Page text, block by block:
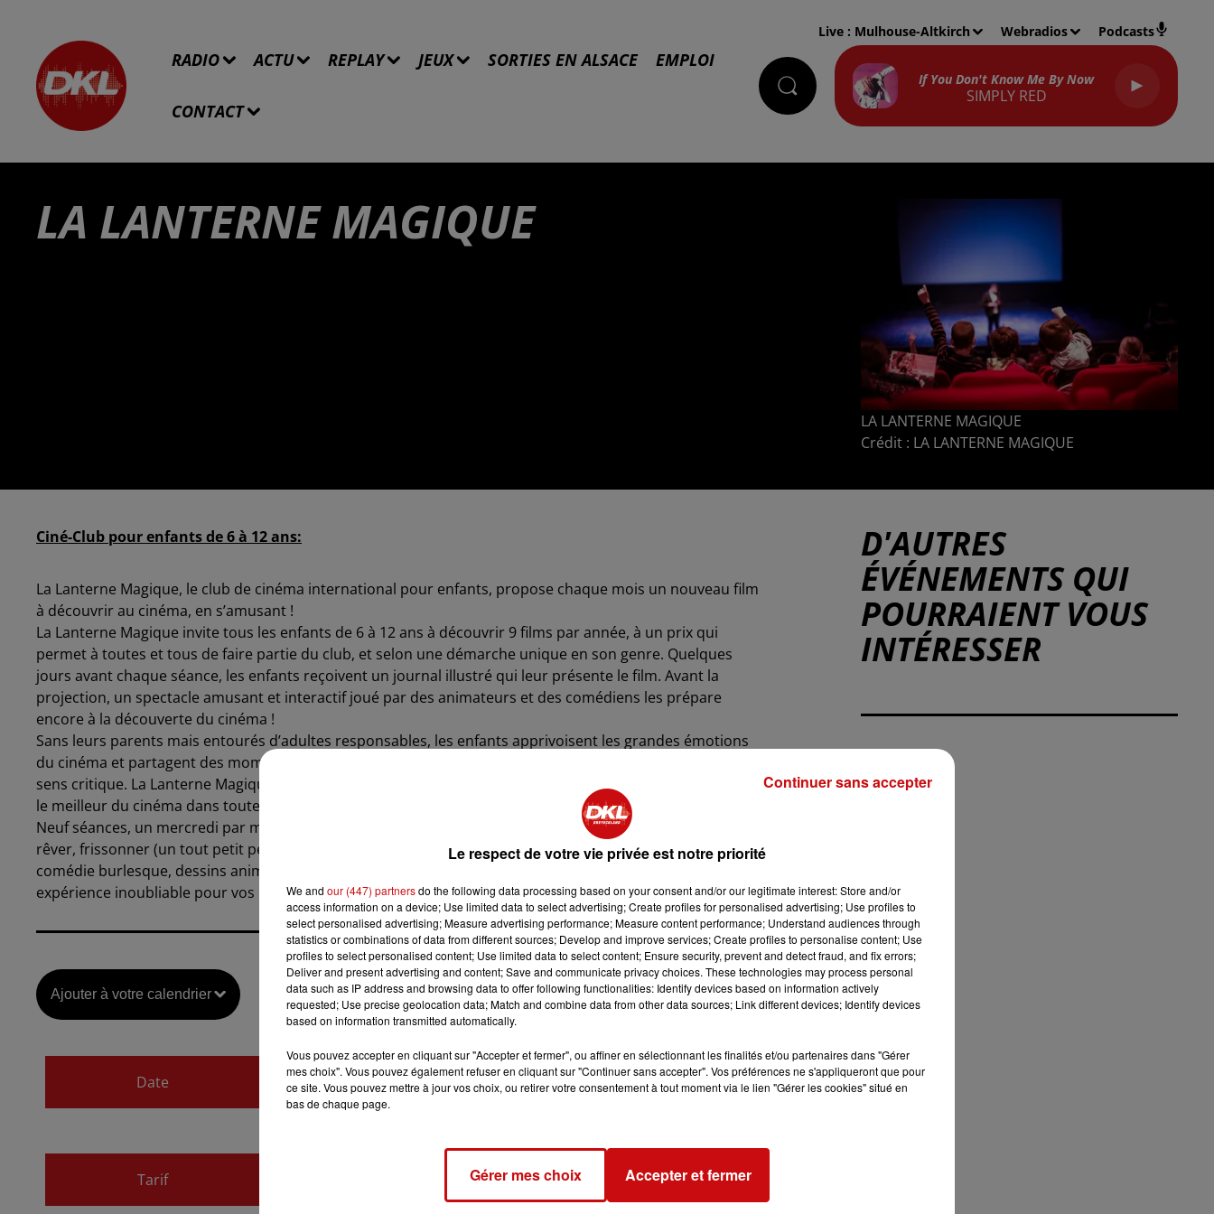
RADIO ACTU REPLAY JEUX SORTIES EN ALSACE EMPLOI
CONTACT
Live : Mulhouse-Altkirch Webradios Podcasts
If You Don't Know Me By Now
SIMPLY RED
LA LANTERNE MAGIQUE
LA LANTERNE MAGIQUE
Crédit : LA LANTERNE MAGIQUE
Ciné-Club pour enfants de 6 à 12 ans:
La Lanterne Magique, le club de cinéma international pour enfants, propose chaque mois un nouveau film
à découvrir au cinéma, en s’amusant !
La Lanterne Magique invite tous les enfants de 6 à 12 ans à découvrir 9 films par année, à un prix qui
permet à toutes et tous de faire partie du club, et selon une démarche unique en son genre. Quelques
jours avant chaque séance, les enfants reçoivent un journal illustré qui leur présente le film. Avant la
projection, un spectacle amusant et interactif joué par des animateurs et des comédiens les prépare
encore à la découverte du cinéma !
Sans leurs parents mais entourés d’adultes responsables, les enfants apprivoisent les grandes émotions
du cinéma et partagent des moments privilégiés avec des camarades de leur âge, tout en aiguisant leur
sens critique. La Lanterne Magique propose chaque année un nouveau programme de films qui montrent
le meilleur du cinéma dans toute sa diversité, offrant ainsi une éducation à l’image de qualité.
Neuf séances, un mercredi par mois, pour apprivoiser les grandes émotions cinématographiques. Rire,
rêver, frissonner (un tout petit peu) ou verser sa petite larme tous ensemble... Aventure, science-fiction,
comédie burlesque, dessins animés, films muets, sonores, en noir et blanc, en couleur... C&#39;est une
expérience inoubliable pour vos enfants !
Ajouter à votre calendrier
Date
du8 février 2023 à 14h00
au8 février 2023 à 18h00
Tarif
D'AUTRES
ÉVÉNEMENTS QUI
POURRAIENT VOUS
INTÉRESSER
Le respect de votre vie privée est notre priorité
We and our (447) partnersdo the following data processing based on your consent and/or our legitimate interest: Store and/or
access information on a device; Use limited data to select advertising; Create profiles for personalised advertising; Use profiles to
select personalised advertising; Measure advertising performance; Measure content performance; Understand audiences through
statistics or combinations of data from different sources; Develop and improve services; Create profiles to personalise content; Use
profiles to select personalised content; Use limited data to select content; Ensure security, prevent and detect fraud, and fix errors;
Deliver and present advertising and content; Save and communicate privacy choices. These technologies may process personal
data such as IP address and browsing data to offer following functionalities: Identify devices based on information actively
requested; Use precise geolocation data; Match and combine data from other data sources; Link different devices; Identify devices
based on information transmitted automatically.
Vous pouvez accepter en cliquant sur "Accepter et fermer", ou affiner en sélectionnant les finalités et/ou partenaires dans "Gérer
mes choix". Vous pouvez également refuser en cliquant sur "Continuer sans accepter". Vos préférences ne s'appliqueront que pour
ce site. Vous pouvez mettre à jour vos choix, ou retirer votre consentement à tout moment via le lien "Gérer les cookies" situé en
bas de chaque page.
Gérer mes choix Accepter et fermer
Continuer sans accepter